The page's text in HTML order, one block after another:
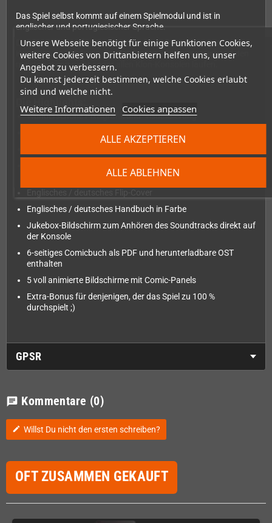
Unsere Webseite benötigt für einige Funktionen Cookies,
weitere Cookies von Drittanbietern helfen uns, unser
Angebot zu verbessern.
Du kannst jederzeit bestimmen, welche Cookies erlaubt
sind und welche nicht.
Weitere Informationen Cookies anpassen
ALLE ABLEHNEN
ALLE AKZEPTIEREN
Das Spiel selbst kommt auf einem Spielmodul und ist in
englischer und portugiesischer Sprache.
Das Spiel läuft auf allen originalen MegaDrive / Genesis-
Konsolen, unabhängig von der Region, und sollte auch auf den
meisten, wenn nicht sogar allen Klon-Konsolen laufen.
Wunderschöne Pixelgrafik und -visualisierung
Englisches / deutsches Handbuch in Farbe
Jukebox-Bildschirm zum Anhören des Soundtracks direkt auf
der Konsole
6-seitiges Comicbuch als PDF und herunterladbare OST
enthalten
5 voll animierte Bildschirme mit Comic-Panels
Extra-Bonus für denjenigen, der das Spiel zu 100 %
durchspielt ;)
GPSR
chat Kommentare (0)
edit Willst Du nicht den ersten schreiben?
OFT ZUSAMMEN GEKAUFT